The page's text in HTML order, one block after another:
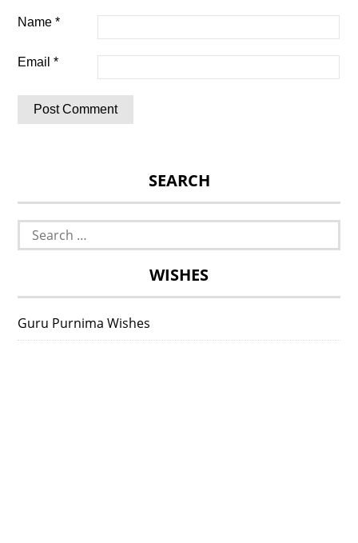
Name*
Email*
SEARCH
Search
for:
WISHES
Guru Purnima Wishes